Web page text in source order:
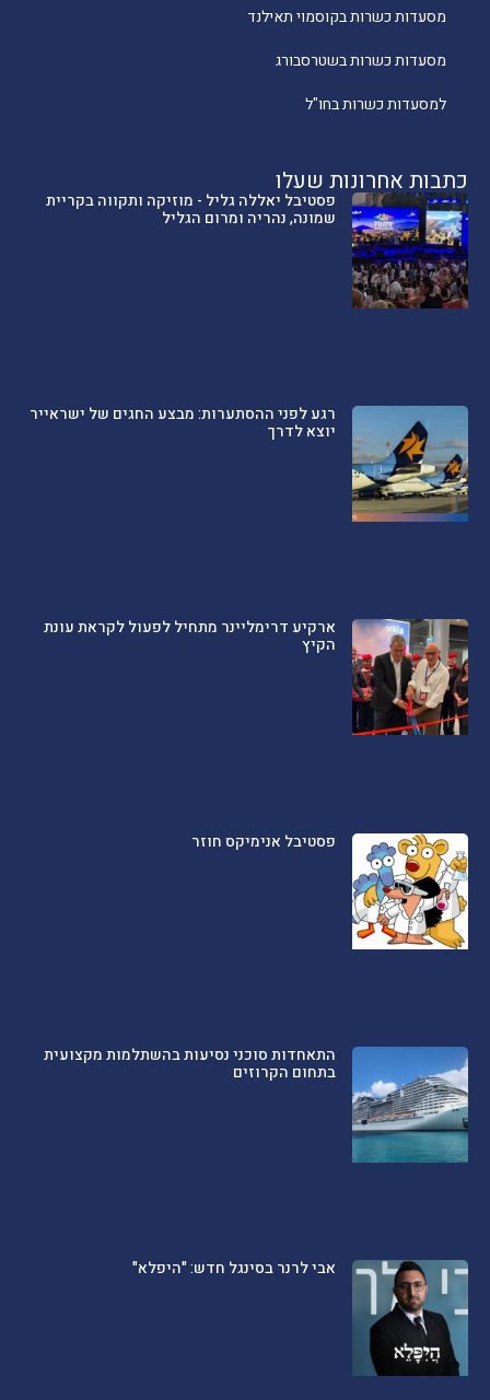
כתבות אחרונות שעלו
פסטיבל יאללה גליל - מוזיקה ותקווה בקריית
שמונה, נהריה ומרום הגליל
רגע לפני ההסתערות: מבצע החגים של ישראייר
יוצא לדרך
ארקיע דרימליינר מתחיל לפעול לקראת עונת
הקיץ
פסטיבל אנימיקס חוזר
התאחדות סוכני נסיעות בהשתלמות מקצועית
בתחום הקרוזים
אבי לרנר בסינגל חדש: "היפלא"
מסעדות כשרות בקוסמוי תאילנד
מסעדות כשרות בשטרסבורג
למסעדות כשרות בחו"ל